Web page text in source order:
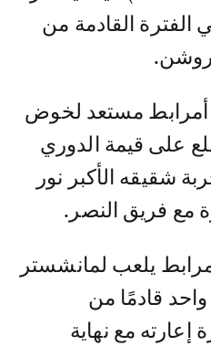
القادمة من
روشن.
أمرابط مستعد لخوض
على قيمة الدوري
شقيقه الأكبر نور
مع فريق النصر.
يلعب لمانشستر
قادمًا من
إعارته مع نهاية